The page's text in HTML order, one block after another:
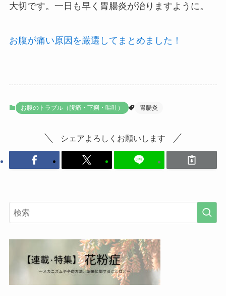
大切です。一日も早く胃腸炎が治りますように。
お腹が痛い原因を厳選してまとめました！
お腹のトラブル（腹痛・下痢・嘔吐） 胃腸炎
シェアよろしくお願いします